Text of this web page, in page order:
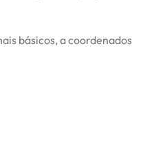
básicos, a coordenados